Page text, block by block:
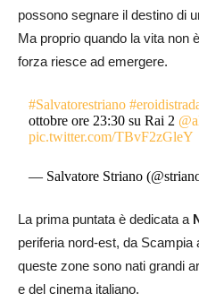
possono segnare il destino di
Ma proprio quando la vita non
forza riesce ad emergere.
#Salvatorestriano
ottobre ore 23:30 su Rai 2
pic.twitter.com/TBvF2zGleY
— Salvatore Striano
La prima puntata è dedicata a
periferia nord-est, da Scampia
queste zone sono nati grandi
e del cinema italiano.